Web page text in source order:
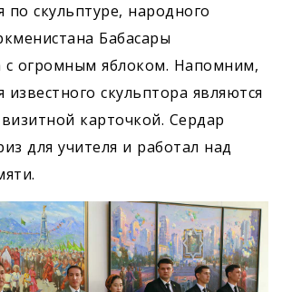
по скульптуре, народного
Бабасары
с огромным яблоком. Напомним,
известного скульптора являются
карточкой. Сердар
для учителя и работал над